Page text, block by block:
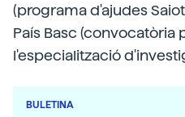
(programa d'ajudes
País Basc (convocatòria
l'especialització
BULETINA